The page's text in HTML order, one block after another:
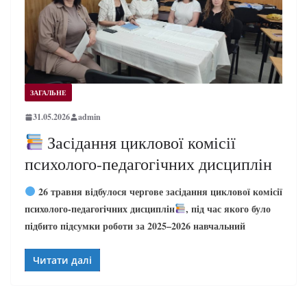
ЗАГАЛЬНЕ
31.05.2026 admin
Засідання циклової комісії
психолого-педагогічних дисциплін
26 травня відбулося чергове засідання циклової комісії
психолого-педагогічних дисциплін
, під час якого було
підбито підсумки роботи за 2025–2026 навчальний
Читати далі